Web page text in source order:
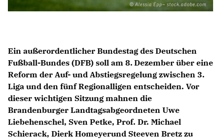
Ein außerordentlicher Bundestag des Deutschen
Fußball-Bundes (DFB) soll am 8. Dezember über eine
Reform der Auf- und Abstiegsregelung zwischen 3.
Liga und den fünf Regionalligen entscheiden. Vor
dieser wichtigen Sitzung mahnen die
Brandenburger Landtagsabgeordneten Uwe
Liebehenschel, Sven Petke, Prof. Dr. Michael
Schierack, Dierk Homeyerund Steeven Bretz zu